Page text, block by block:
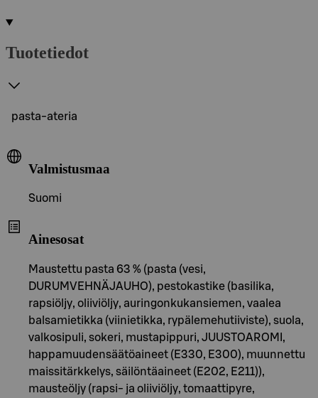
Tuotetiedot
pasta-ateria
Valmistusmaa
Suomi
Ainesosat
Maustettu pasta 63 % (pasta (vesi,
DURUMVEHNÄJAUHO), pestokastike (basilika,
rapsiöljy, oliiviöljy, auringonkukansiemen, vaalea
balsamietikka (viinietikka, rypälemehutiiviste), suola,
valkosipuli, sokeri, mustapippuri, JUUSTOAROMI,
happamuudensäätöaineet (E330, E300), muunnettu
maissitärkkelys, säilöntäaineet (E202, E211)),
mausteöljy (rapsi- ja oliiviöljy, tomaattipyre,